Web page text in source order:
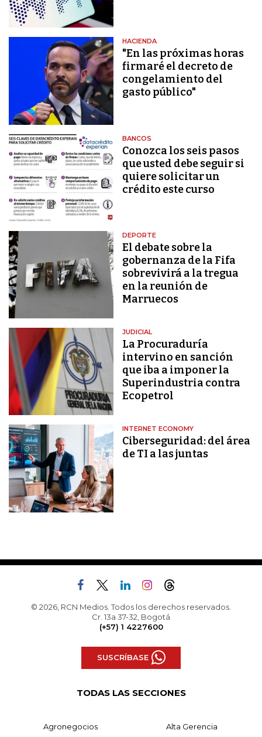
HACIENDA
"En las próximas horas
firmaré el decreto de
congelamiento del
gasto público"
BANCOS
Conozca los seis pasos
que usted debe seguir si
quiere solicitar un
crédito este curso
DEPORTE
El debate sobre la
gobernanza de la Fifa
sobrevivirá a la tregua
en la reunión de
Marruecos
JUDICIAL
La Procuraduría
intervino en sanción
que iba a imponer la
Superindustria contra
Ecopetrol
INTERNET ECONOMY
Ciberseguridad: del área
de TI a las juntas
© 2026, RCN Medios. Todos los derechos reservados.
Cr. 13a 37-32, Bogotá
(+57) 1 4227600
SUSCRÍBASE
TODAS LAS SECCIONES
Agronegocios Alta Gerencia